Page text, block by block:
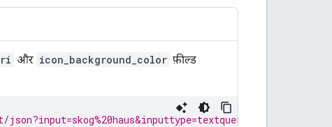
और icon_background_color फ़ील्ड